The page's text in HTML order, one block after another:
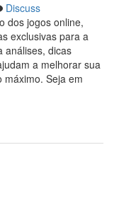
Discuss
dos jogos online,
exclusivas para a
análises, dicas
a melhorar sua
Seja em